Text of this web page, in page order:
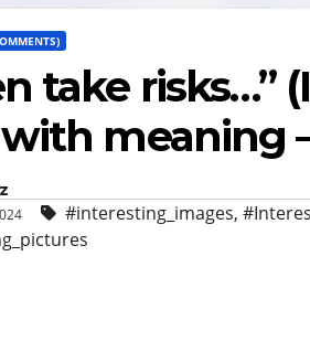
take
#interesting_images,